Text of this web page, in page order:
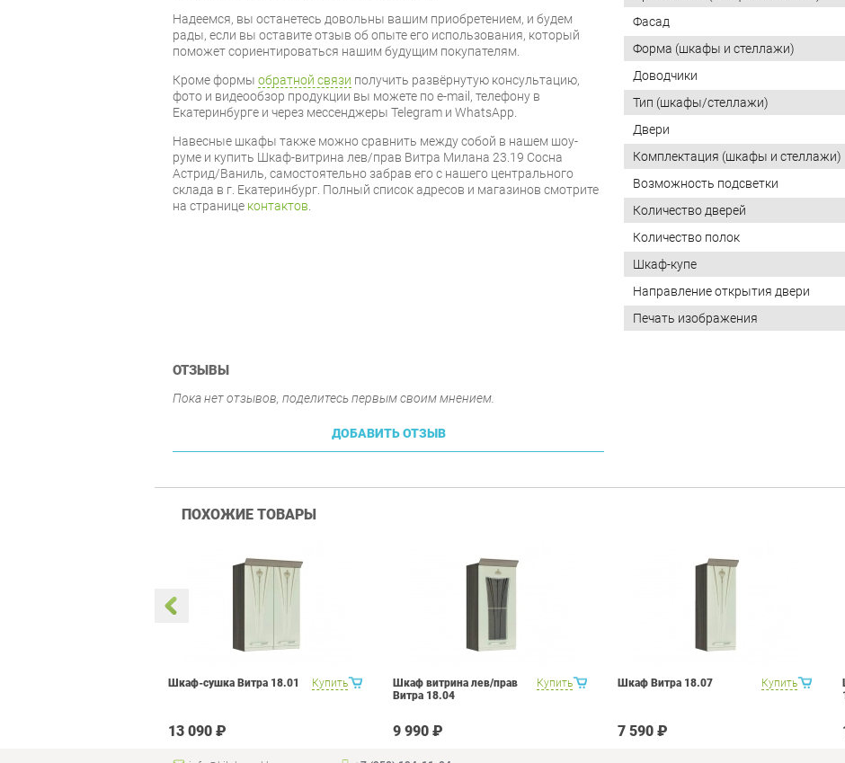
Надеемся, вы останетесь довольны вашим приобретением, и будем
рады, если вы оставите отзыв об опыте его использования, который
поможет сориентироваться нашим будущим покупателям.
Кроме формы обратной связи получить развёрнутую консультацию,
фото и видеообзор продукции вы можете по e-mail, телефону в
Екатеринбурге и через мессенджеры Telegram и WhatsApp.
Навесные шкафы также можно сравнить между собой в нашем шоу-
руме и купить Шкаф-витрина лев/прав Витра Милана 23.19 Сосна
Астрид/Ваниль, самостоятельно забрав его с нашего центрального
склада в г. Екатеринбург. Полный список адресов и магазинов смотрите
на странице контактов
Фасад
Форма (шкафы и стеллажи)
Доводчики
Тип (шкафы/стеллажи)
Двери
Комплектация (шкафы и стеллажи)
Возможность подсветки
Количество дверей
Количество полок
Шкаф-купе
Направление открытия двери
Печать изображения
ОТЗЫВЫ
Пока нет отзывов, поделитесь первым своим мнением.
ДОБАВИТЬ ОТЗЫВ
ПОХОЖИЕ ТОВАРЫ
Купить
Шкаф-сушка Витра 18.01
13 090 ₽
Купить
Шкаф витрина лев/прав
Витра 18.04
9 990 ₽
Купить
Шкаф Витра 18.07
7 590 ₽